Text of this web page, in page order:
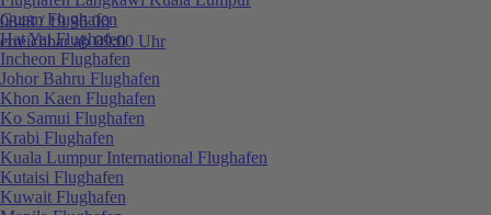
0848 / 19 96 00
erreichbar ab 09:00 Uhr
Guam Flughafen
Hat Yai Flughafen
Incheon Flughafen
Johor Bahru Flughafen
Khon Kaen Flughafen
Ko Samui Flughafen
Krabi Flughafen
Kuala Lumpur International Flughafen
Kutaisi Flughafen
Kuwait Flughafen